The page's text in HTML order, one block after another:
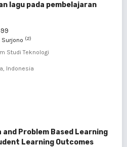
lagu pada pembelajaran
Surjono (2)
Studi Teknologi
Indonesia
Problem Based Learning
Learning Outcomes